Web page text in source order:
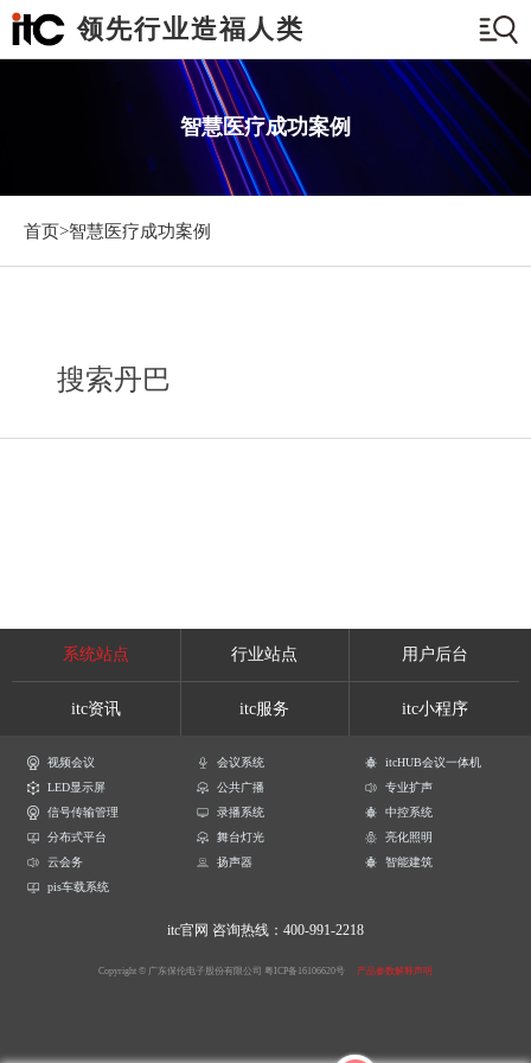
领先行业造福人类
智慧医疗成功案例
首页>智慧医疗成功案例
搜索丹巴
系统站点 行业站点 用户后台
itc资讯 itc服务 itc小程序
视频会议 会议系统
itcHUB会议一体机
LED显示屏
公共广播
专业扩声
信号传输管理
录播系统
中控系统
分布式平台
舞台灯光
亮化照明
云会务
扬声器
智能建筑
pis车载系统
itc官网 咨询热线：400-991-2218
Copyright © 广东保伦电子股份有限公司 粤ICP备16106620号 产品参数解释声明